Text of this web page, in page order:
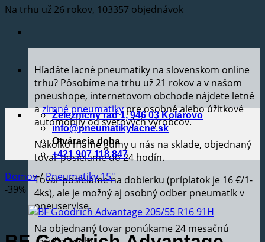
Na trhu už 26 rokov, 103357 objednávok
Hľadáte lacné pneumatiky na slovenskom online
trhu? Pôsobíme na trhu už 21 rokov a v našom
pneushope, internetovom obchode nájdete letné
azimné pneumatikypre osobné alebo úžitkové
automobily od svetových výrobcov.
Nakoľko máme gumy u nás na sklade, objednaný
tovar posielame do 24 hodín.
Tovar posielame na dobierku (príplatok je 16 €/1-
4ks), ale je možný aj osobný odber pneumatík v
pneuservise.
Na objednaný tovar ponúkame 24 mesačnú
Železničný rad 1, 946 03 Kolárovo
info@pneumatikylacne.sk
Otváracia doba
+421 907 118 847
Domov/Pneumatiky 15"
-39%